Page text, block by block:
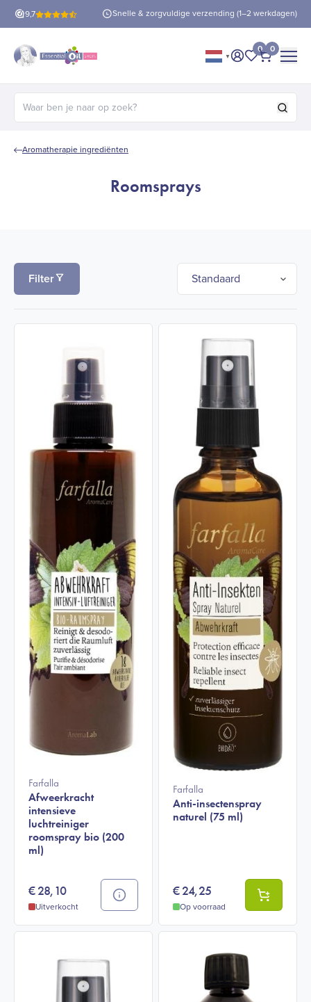
9,7
(1–2 werkdagen) Betaal30 dagenachteraf
▼ Mijn account
Mijn
0 0
Zoeken naar:
Aromatherapie ingrediënten
Roomsprays
Filter
Farfalla
Afweerkracht
intensieve
luchtreiniger
roomspray bio (200
ml)
€28,10
Uitverkocht
Farfalla
Anti-insectenspray
naturel (75 ml)
€24,25
Op voorraad